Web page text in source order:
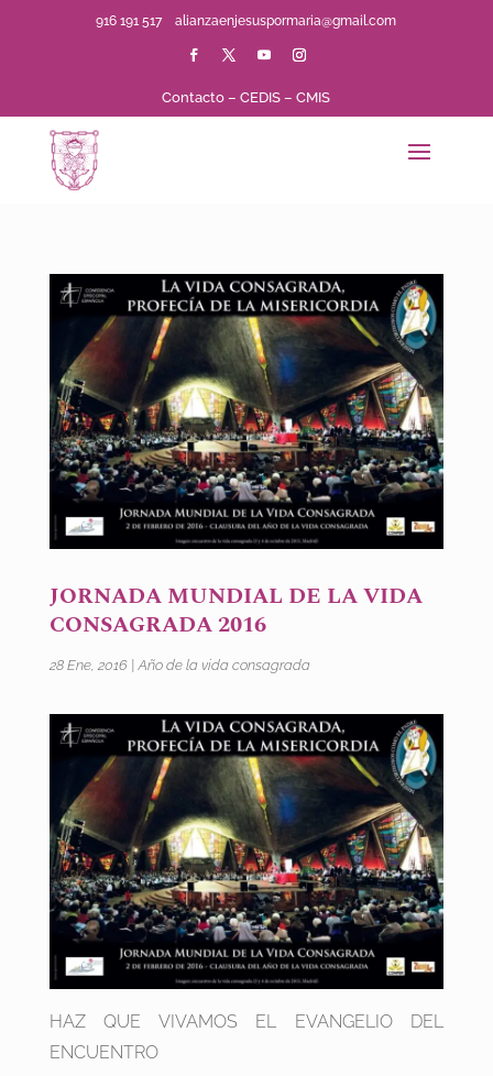
916 191 517alianzaenjesuspormaria@gmail.com
Contacto –CEDIS –CMIS
JORNADA MUNDIAL DE LA VIDA
CONSAGRADA 2016
28 Ene, 2016|Año de la vida consagrada
HAZ QUE VIVAMOS EL EVANGELIO DEL
ENCUENTRO